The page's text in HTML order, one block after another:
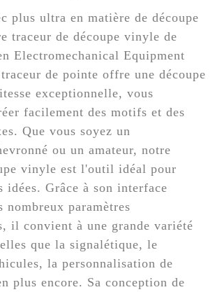
plus ultra en matière de découpe
traceur de découpe vinyle de
Electromechanical Equipment
de pointe offre une découpe
exceptionnelle, vous
facilement des motifs et des
Que vous soyez un
ou un amateur, notre
vinyle est l'outil idéal pour
idées. Grâce à son interface
nombreux paramètres
il convient à une grande variété
que la signalétique, le
la personnalisation de
plus encore. Sa conception de